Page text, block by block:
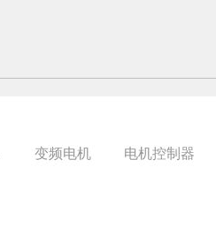
变频电机 电机控制器